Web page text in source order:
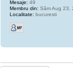
Mesaje: 49
Membru din: Sâm Aug 23,
Localitate: bucuresti